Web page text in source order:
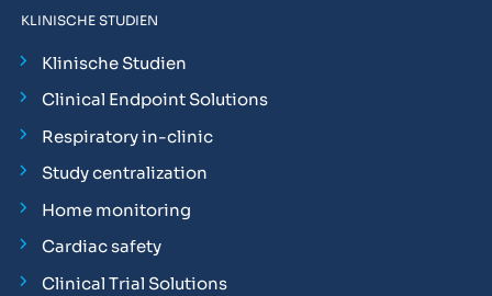
KLINISCHE STUDIEN
Klinische Studien
Clinical Endpoint Solutions
Respiratory in-clinic
Study centralization
Home monitoring
Cardiac safety
Clinical Trial Solutions